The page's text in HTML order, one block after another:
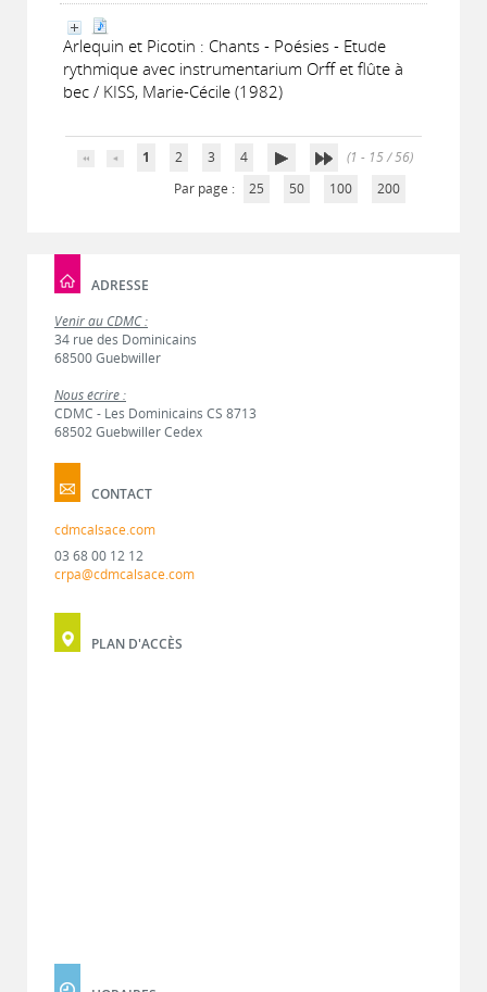
Arlequin et Picotin : Chants - Poésies - Etude
rythmique avec instrumentarium Orff et flûte à
bec / KISS, Marie-Cécile (1982)
1 2 3 4
(1 - 15 / 56)
Par page :
25 50 100 200
ADRESSE
Venir au CDMC :
34 rue des Dominicains
68500 Guebwiller
Nous écrire :
CDMC - Les Dominicains CS 8713
68502 Guebwiller Cedex
CONTACT
cdmcalsace.com
03 68 00 12 12
crpa@cdmcalsace.com
PLAN D'ACCÈS